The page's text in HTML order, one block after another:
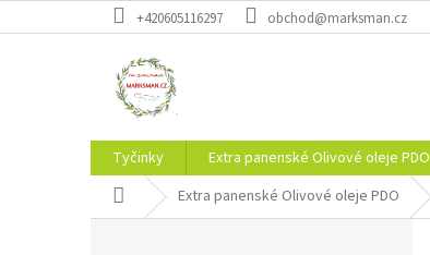
na
+420605116297 obchod@marksman.cz
Tyčinky Extra panenské Olivové oleje PDO
Domů Extra panenské Olivové oleje PDO